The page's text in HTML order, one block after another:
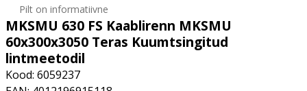
Pilt on informatiivne
MKSMU 630 FS Kaablirenn MKSMU
60x300x3050 Teras Kuumtsingitud
lintmeetodil
Kood: 6059237